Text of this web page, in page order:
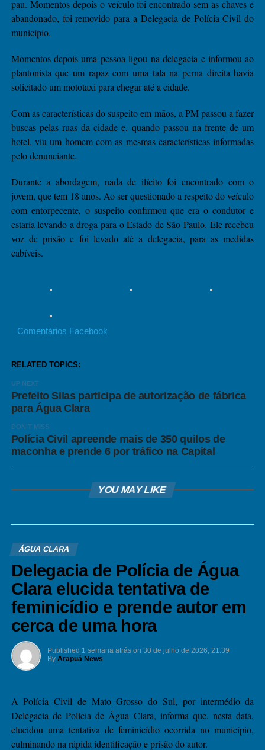
pau. Momentos depois o veículo foi encontrado sem as chaves e
abandonado, foi removido para a Delegacia de Polícia Civil do
município.
Momentos depois uma pessoa ligou na delegacia e informou ao
plantonista que um rapaz com uma tala na perna direita havia
solicitado um mototaxi para chegar até a cidade.
Com as características do suspeito em mãos, a PM passou a fazer
buscas pelas ruas da cidade e, quando passou na frente de um
hotel, viu um homem com as mesmas características informadas
pelo denunciante.
Durante a abordagem, nada de ilícito foi encontrado com o
jovem, que tem 18 anos. Ao ser questionado a respeito do veículo
com entorpecente, o suspeito confirmou que era o condutor e
estaria levando a droga para o Estado de São Paulo. Ele recebeu
voz de prisão e foi levado até a delegacia, para as medidas
cabíveis.
Comentários Facebook
RELATED TOPICS:
UP NEXT
Prefeito Silas participa de autorização de fábrica
para Água Clara
DON'T MISS
Polícia Civil apreende mais de 350 quilos de
maconha e prende 6 por tráfico na Capital
YOU MAY LIKE
ÁGUA CLARA
Delegacia de Polícia de Água
Clara elucida tentativa de
feminicídio e prende autor em
cerca de uma hora
Published 1 semana atrás on 30 de julho de 2026, 21:39
By Arapuá News
A Polícia Civil de Mato Grosso do Sul, por intermédio da
Delegacia de Polícia de Água Clara, informa que, nesta data,
elucidou uma tentativa de feminicídio ocorrida no município,
culminando na rápida identificação e prisão do autor.